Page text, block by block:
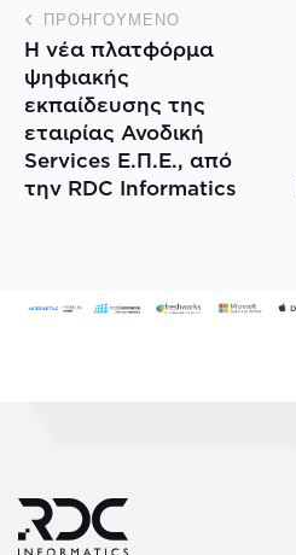
ΠΡΟΗΓΟΎΜΕΝΟ
Η νέα πλατφόρμα
ψηφιακής
εκπαίδευσης της
εταιρίας Ανοδική
Services Ε.Π.Ε., από
την RDC Informatics